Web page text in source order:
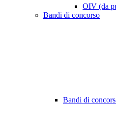
OIV (da
Bandi di concorso
Bandi di